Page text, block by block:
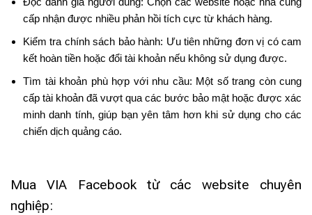
cấp nhận được nhiều phản hồi tích cực từ khách hàng.
Kiểm tra chính sách bảo hành: Ưu tiên những đơn vị có cam
kết hoàn tiền hoặc đổi tài khoản nếu không sử dụng được.
Tìm tài khoản phù hợp với nhu cầu: Một số trang còn cung
cấp tài khoản đã vượt qua các bước bảo mật hoặc được xác
minh danh tính, giúp bạn yên tâm hơn khi sử dụng cho các
chiến dịch quảng cáo.
Mua VIA Facebook từ các website chuyên
nghiệp: